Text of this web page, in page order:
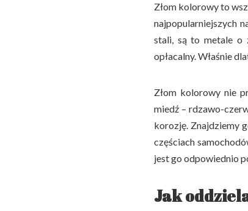
Złom kolorowy to
najpopularniejszych
stali, są to metale o
opłacalny. Właśnie
Złom kolorowy nie
miedź – rdzawo-
korozję. Znajdziemy
częściach
jest go odpowiednio
Jak